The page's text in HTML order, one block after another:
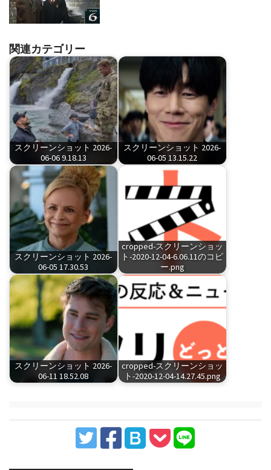
関連カテゴリー
スクリーンショット 2026-
06-06 9.18.13
スクリーンショット 2026-
06-05 13.15.22
スクリーンショット 2026-
06-05 17.30.53
cropped-スクリーンショッ
ト-2020-12-04-6.06.11のコピ
ー.png
スクリーンショット 2026-
06-11 18.52.08
cropped-スクリーンショッ
ト-2020-12-04-14.27.45.png